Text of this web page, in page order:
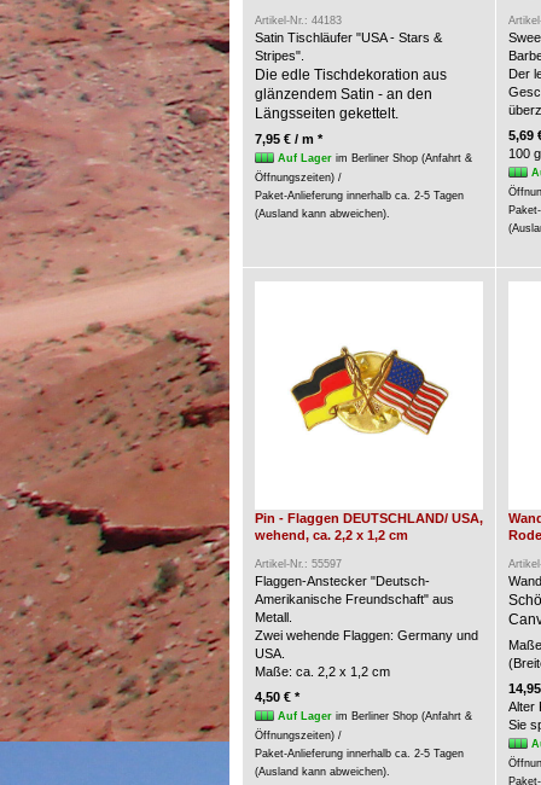
Artikel-Nr.: 44183
Satin Tischläufer "USA - Stars &
Stripes".
Die edle Tischdekoration aus
glänzendem Satin - an den
Längsseiten gekettelt.
7,95 € / m *
Auf Lagerim Berliner Shop (Anfahrt &
Öffnungszeiten) /
Paket-Anlieferung innerhalb ca. 2-5 Tagen
(Ausland kann abweichen).
Der
5,69
100
Pin - Flaggen DEUTSCHLAND/ USA,
wehend, ca. 2,2 x 1,2 cm
Artikel-Nr.: 55597
Flaggen-Anstecker "Deutsch-
Amerikanische Freundschaft" aus
Metall.
Zwei wehende Flaggen: Germany und
USA.
Maße: ca. 2,2 x 1,2 cm
4,50 € *
Auf Lagerim Berliner Shop (Anfahrt &
Öffnungszeiten) /
Paket-Anlieferung innerhalb ca. 2-5 Tagen
(Ausland kann abweichen).
Alter
Sie